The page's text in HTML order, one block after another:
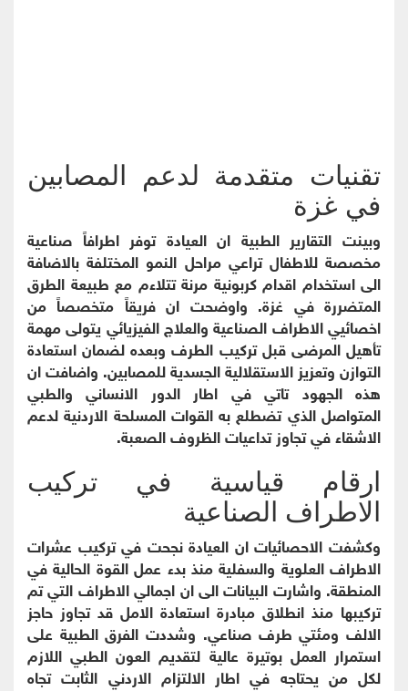
تقنيات متقدمة لدعم المصابين
في غزة
وبينت التقارير الطبية ان العيادة توفر اطرافاً صناعية
مخصصة للاطفال تراعي مراحل النمو المختلفة بالاضافة
الى استخدام اقدام كربونية مرنة تتلاءم مع طبيعة الطرق
المتضررة في غزة. واوضحت ان فريقاً متخصصاً من
اخصائيي الاطراف الصناعية والعلاج الفيزيائي يتولى مهمة
تأهيل المرضى قبل تركيب الطرف وبعده لضمان استعادة
التوازن وتعزيز الاستقلالية الجسدية للمصابين. واضافت ان
هذه الجهود تاتي في اطار الدور الانساني والطبي
المتواصل الذي تضطلع به القوات المسلحة الاردنية لدعم
الاشقاء في تجاوز تداعيات الظروف الصعبة.
ارقام قياسية في تركيب
الاطراف الصناعية
وكشفت الاحصائيات ان العيادة نجحت في تركيب عشرات
الاطراف العلوية والسفلية منذ بدء عمل القوة الحالية في
المنطقة. واشارت البيانات الى ان اجمالي الاطراف التي تم
تركيبها منذ انطلاق مبادرة استعادة الامل قد تجاوز حاجز
الالف ومئتي طرف صناعي. وشددت الفرق الطبية على
استمرار العمل بوتيرة عالية لتقديم العون الطبي اللازم
لكل من يحتاجه في اطار الالتزام الاردني الثابت تجاه